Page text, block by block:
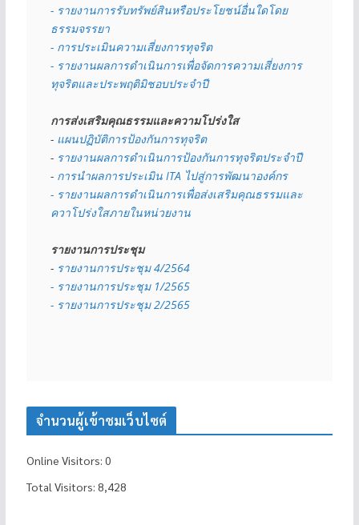
- รายงานการรับทรัพย์สินหรือประโยชน์อื่นใดโดย
ธรรมจรรยา
- การประเมินความเสี่ยงการทุจริต
- รายงานผลการดำเนินการเพื่อจัดการความเสี่ยงการ
ทุจริตและประพฤติมิชอบประจำปี
การส่งเสริมคุณธรรมและความโปร่งใส
- แผนปฏิบัติการป้องกันการทุจริต
- รายงานผลการดำเนินการป้องกันการทุจริตประจำปี
- การนำผลการประเมิน ITA ไปสู่การพัฒนาองค์กร
- รายงานผลการดำเนินการเพื่อส่งเสริมคุณธรรมและ
ควาโปร่งใสภายในหน่วยงาน
รายงานการประชุม
- รายงานการประชุม 4/2564
- รายงานการประชุม 1/2565
- รายงานการประชุม 2/2565
จำนวนผู้เข้าชมเว็บไซต์
Online Visitors: 0
Total Visitors: 8,428